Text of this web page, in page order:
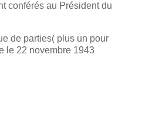
conférés au Président du
de parties( plus un pour
le 22 novembre 1943